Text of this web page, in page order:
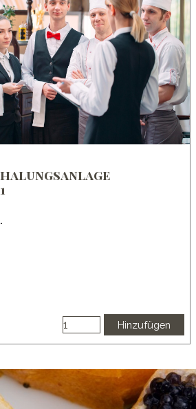
Hinzufügen